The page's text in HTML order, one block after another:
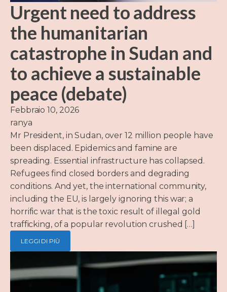
Urgent need to address
the humanitarian
catastrophe in Sudan and
to achieve a sustainable
peace (debate)
Febbraio 10, 2026
ranya
Mr President, in Sudan, over 12 million people have
been displaced. Epidemics and famine are
spreading. Essential infrastructure has collapsed.
Refugees find closed borders and degrading
conditions. And yet, the international community,
including the EU, is largely ignoring this war; a
horrific war that is the toxic result of illegal gold
trafficking, of a popular revolution crushed […]
LEGGI DI PIÙ